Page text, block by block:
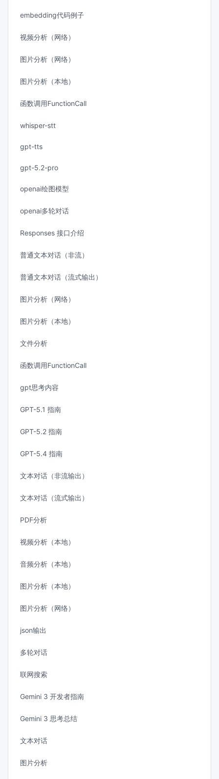
embedding代码例子
视频分析（网络）
图片分析（网络）
图片分析（本地）
函数调用FunctionCall
whisper-stt
gpt-tts
gpt-5.2-pro
openai绘图模型
openai多轮对话
Responses 接口介绍
普通文本对话（非流）
普通文本对话（流式输出）
图片分析（网络）
图片分析（本地）
文件分析
函数调用FunctionCall
gpt思考内容
GPT-5.1 指南
GPT-5.2 指南
GPT-5.4 指南
文本对话（非流输出）
文本对话（流式输出）
PDF分析
视频分析（本地）
音频分析（本地）
图片分析（本地）
图片分析（网络）
json输出
多轮对话
联网搜索
Gemini 3 开发者指南
Gemini 3 思考总结
文本对话
图片分析